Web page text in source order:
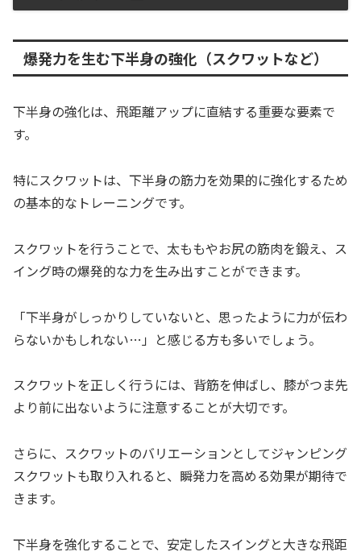
爆発力を生む下半身の強化（スクワットなど）
下半身の強化は、飛距離アップに直結する重要な要素で
す。
特にスクワットは、下半身の筋力を効果的に強化するため
の基本的なトレーニングです。
スクワットを行うことで、太ももやお尻の筋肉を鍛え、ス
イング時の爆発的な力を生み出すことができます。
「下半身がしっかりしていないと、思ったように力が伝わ
らないかもしれない…」と感じる方も多いでしょう。
スクワットを正しく行うには、背筋を伸ばし、膝がつま先
より前に出ないように注意することが大切です。
さらに、スクワットのバリエーションとしてジャンピング
スクワットも取り入れると、瞬発力を高める効果が期待で
きます。
下半身を強化することで、安定したスイングと大きな飛距